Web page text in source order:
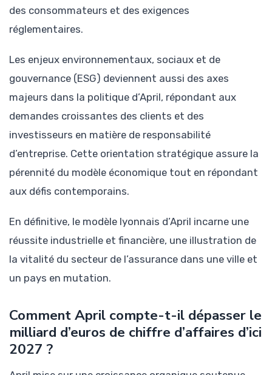
des consommateurs et des exigences
réglementaires.
Les enjeux environnementaux, sociaux et de
gouvernance (ESG) deviennent aussi des axes
majeurs dans la politique d’April, répondant aux
demandes croissantes des clients et des
investisseurs en matière de responsabilité
d’entreprise. Cette orientation stratégique assure la
pérennité du modèle économique tout en répondant
aux défis contemporains.
En définitive, le modèle lyonnais d’April incarne une
réussite industrielle et financière, une illustration de
la vitalité du secteur de l’assurance dans une ville et
un pays en mutation.
Comment April compte-t-il dépasser le
milliard d’euros de chiffre d’affaires d’ici
2027 ?